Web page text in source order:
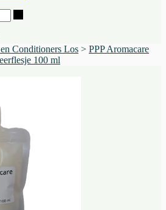
Conditioners Los > PPP Aromacare
100 ml